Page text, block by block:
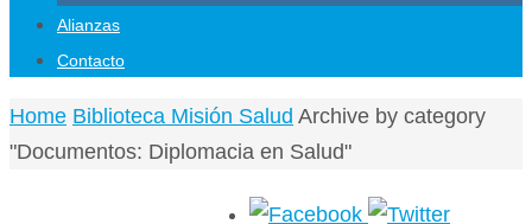
Alianzas
Contacto
Home Biblioteca Misión Salud Archive by category
"Documentos: Diplomacia en Salud"